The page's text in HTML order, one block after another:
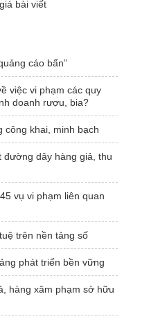
bài viết
cáo bẩn”
việc vi phạm các quy
doanh rượu, bia?
khai, minh bạch
đường dây hàng giả, thu
vụ vi phạm liên quan
trên nền tảng số
phát triển bền vững
hàng xâm phạm sở hữu